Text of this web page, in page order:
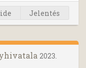
Jelentés
2023.